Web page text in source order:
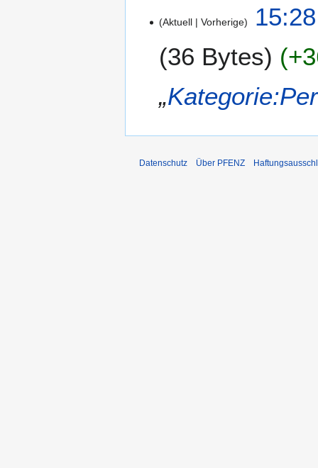
r
Aktuell Vorherige
36 Bytes
„
Datenschutz Über PFENZ